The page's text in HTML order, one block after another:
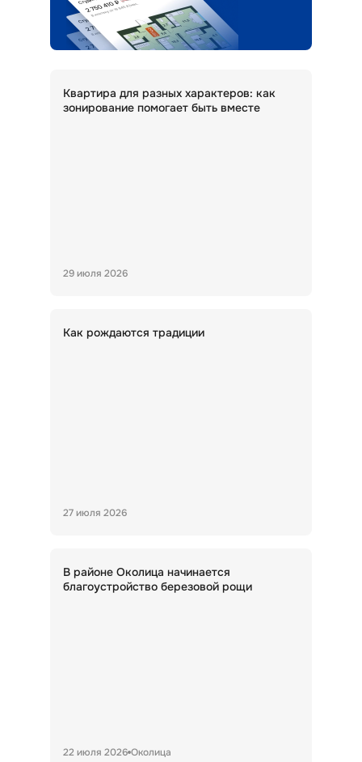
Квартира для разных характеров: как
зонирование помогает быть вместе
29 июля 2026
Как рождаются традиции
27 июля 2026
В районе Околица начинается
благоустройство березовой рощи
22 июля 2026 Околица